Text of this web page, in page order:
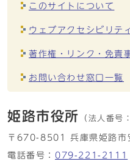
このサイトについて
ウェブアクセシビリテ
著作権・リンク・免責
お問い合わせ窓口一覧
姫路市役所 （法人番号：
〒670-8501 兵庫県姫路市
電話番号： 079-221-2111